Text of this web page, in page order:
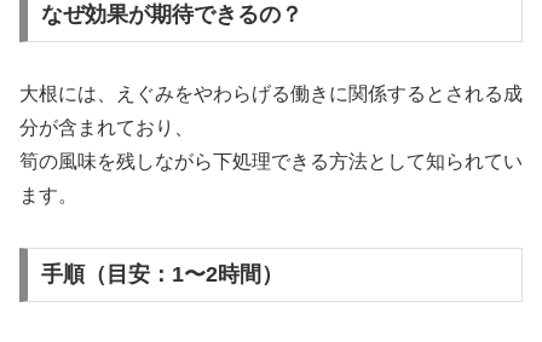
なぜ効果が期待できるの？
大根には、えぐみをやわらげる働きに関係するとされる成
分が含まれており、
筍の風味を残しながら下処理できる方法として知られてい
ます。
手順（目安：1〜2時間）